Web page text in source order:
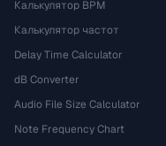
Калькулятор BPM
Калькулятор частот
Delay Time Calculator
dB Converter
Audio File Size Calculator
Note Frequency Chart